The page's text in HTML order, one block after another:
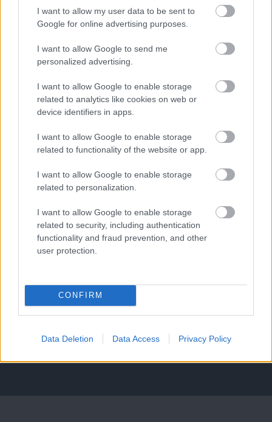
I want to allow my user data to be sent to
Google for online advertising purposes.
I want to allow Google to send me
personalized advertising.
I want to allow Google to enable storage
related to analytics like cookies on web or
device identifiers in apps.
I want to allow Google to enable storage
related to functionality of the website or app.
I want to allow Google to enable storage
related to personalization.
I want to allow Google to enable storage
related to security, including authentication
functionality and fraud prevention, and other
user protection.
CONFIRM
Data Deletion Data Access Privacy Policy